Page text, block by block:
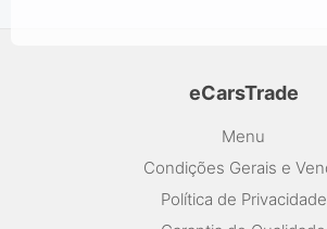
eCarsTrade
Menu
Condições Gerais e
Política de Privacidade